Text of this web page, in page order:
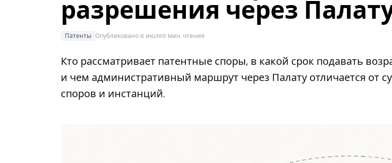
разрешения через
Патенты Опубликовано 6 июля9 мин. чтения
Кто рассматривает патентные споры, в какой срок подавать
и чем административный маршрут через Палату отличается от
споров и инстанций.